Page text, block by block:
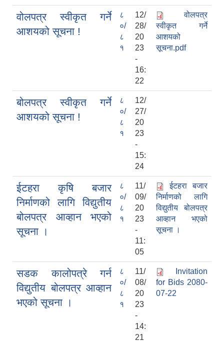
वोलपत्र स्वीकृत गर्ने
आशयको सूचना !
८
०/
८
१
12/
28/
20
23
-
16:
22
वोलपत्र
स्वीकृत गर्ने
आशयको
सूचना.pdf
बोलपत्र स्वीकृत गर्ने
आशयको सूचना !
८
०/
८
१
12/
27/
20
23
-
15:
24
ईटहरा कृषि बजार
निर्माणको लागि विद्युतीय
बोलपत्र आव्हान भएको
सूचना ।
८
०/
८
१
11/
09/
20
23
-
11:
05
ईटहरा बजार
निर्माणको लागि
विद्युतीय बोलपत्र
आव्हान भएको
सूचना ।
सडक कालोपत्रे गर्न
विद्युतीय बोलपत्र आव्हान
भएको सूचना ।
८
०/
८
१
11/
08/
20
23
-
14:
21
Invitation
for Bids 2080-
07-22